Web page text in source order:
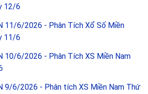
12/6
11/6/2026 - Phân Tích Xổ Số Miền
11/6
10/6/2026 - Phân Tích XS Miền Nam
9/6/2026 - Phân tích XS Miền Nam Thứ